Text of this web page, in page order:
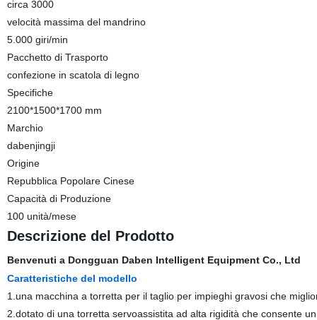
circa 3000
velocità massima del mandrino
5.000 giri/min
Pacchetto di Trasporto
confezione in scatola di legno
Specifiche
2100*1500*1700 mm
Marchio
dabenjingji
Origine
Repubblica Popolare Cinese
Capacità di Produzione
100 unità/mese
Descrizione del Prodotto
Benvenuti a Dongguan Daben Intelligent Equipment Co., Ltd
Caratteristiche del modello
1.una macchina a torretta per il taglio per impieghi gravosi che
2.dotato di una torretta servoassistita ad alta rigidità che consente